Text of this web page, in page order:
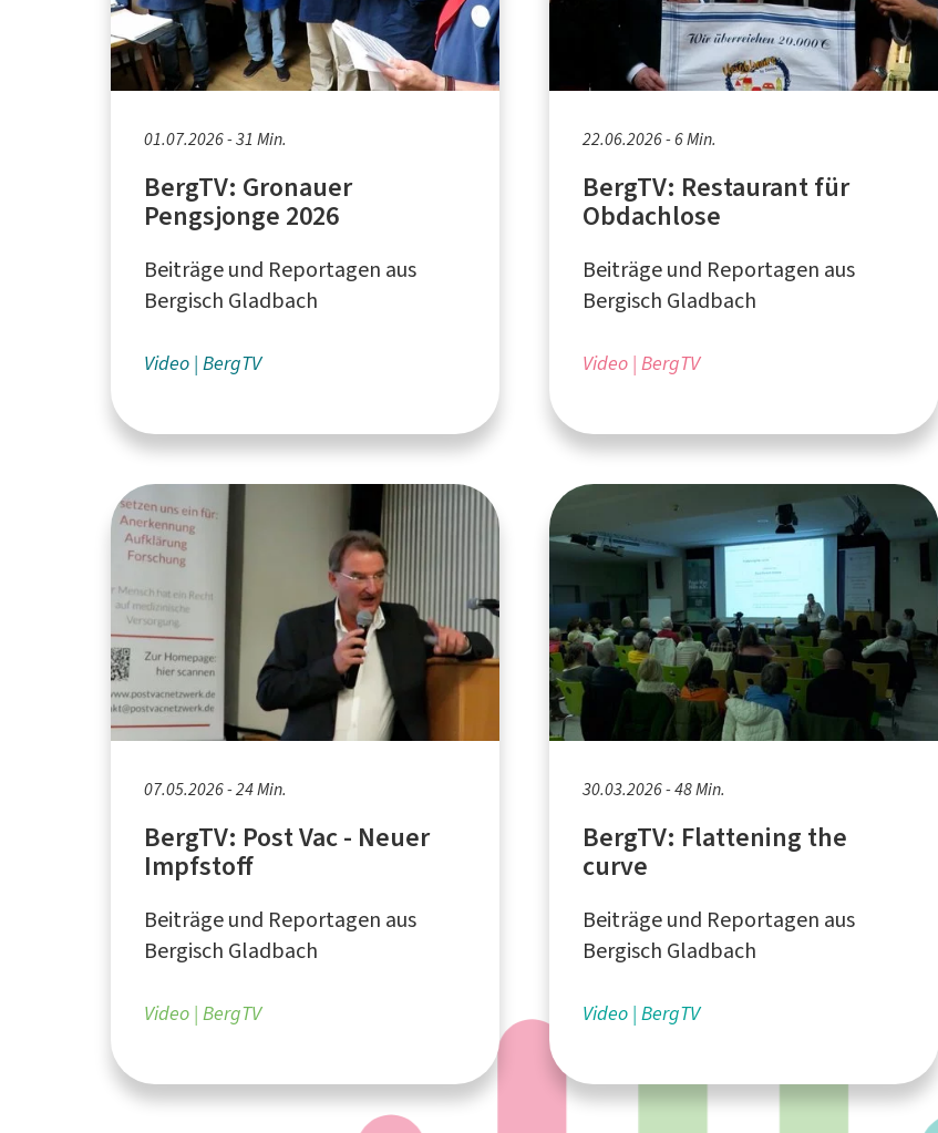
01.07.2026 - 31 Min.
BergTV: Gronauer
Pengsjonge 2026
Beiträge und Reportagen aus
Bergisch Gladbach
Video BergTV
22.06.2026 - 6 Min.
BergTV: Restaurant für
Obdachlose
Beiträge und Reportagen aus
Bergisch Gladbach
Video BergTV
07.05.2026 - 24 Min.
BergTV: Post Vac - Neuer
Impfstoff
Beiträge und Reportagen aus
Bergisch Gladbach
Video BergTV
30.03.2026 - 48 Min.
BergTV: Flattening the
curve
Beiträge und Reportagen aus
Bergisch Gladbach
Video BergTV